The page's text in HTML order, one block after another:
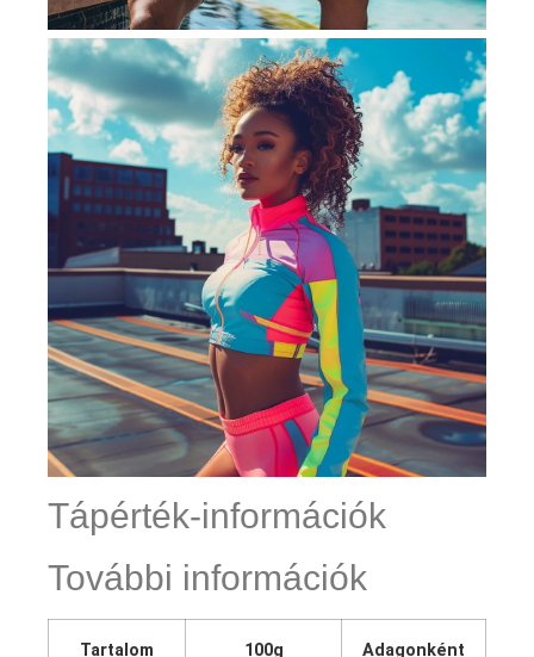
Tápérték-információk
További információk
Tartalom 100g Adagonként